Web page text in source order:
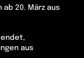
20. März aus
aus